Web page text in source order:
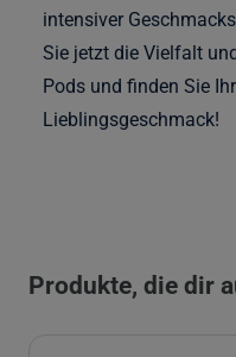
intensiver
Sie jetzt die Vielfalt
Pods und finden Sie
Lieblingsgeschmack!
Produkte, die dir